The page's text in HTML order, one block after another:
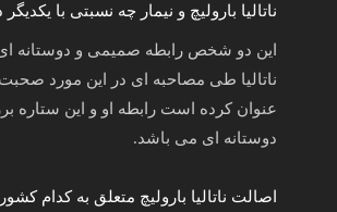
ناتالیا بارولیچ و نیمار چه نسبتی با یکدیگر
این دو شخص رابطه صمیمی و دوستانه ای
ناتالیا طی مصاحبه ای در این مورد
عنوان کرده است رابطه او و این ستاره
دوستانه ای می باشد.
اصالت ناتالیا بارولیچ متعلق به کدام